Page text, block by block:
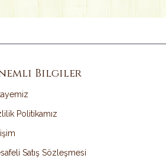
Bilgiler
Politikamız
Satış Sözleşmesi